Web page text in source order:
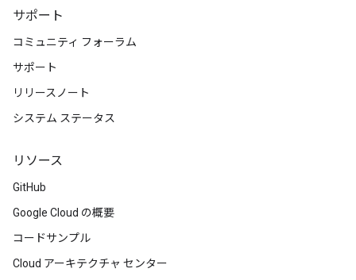
サポート
コミュニティ フォーラム
サポート
リリースノート
システム ステータス
リソース
GitHub
Google Cloud の概要
コードサンプル
Cloud アーキテクチャ センター